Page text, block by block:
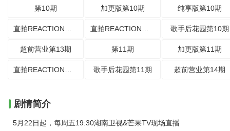
第10期 加更版第10期 纯享版第10期
歌手后花园第10期
超前营业第13期 第11期 加更版第11期
歌手后花园第11期 超前营业第14期
剧情简介
5月22日起，每周五19:30湖南卫视&芒果TV现场直播